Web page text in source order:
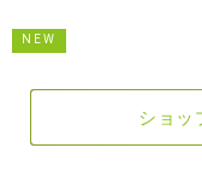
NEW
ショッ